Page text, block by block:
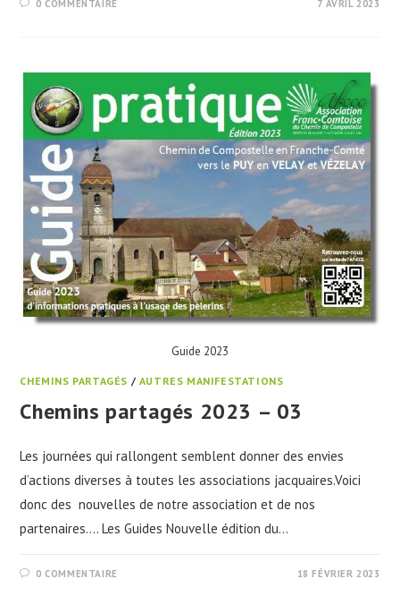
0 COMMENTAIRE 7 AVRIL 2023
Guide 2023
CHEMINS PARTAGÉS / AUTRES MANIFESTATIONS
Chemins partagés 2023 – 03
Les journées qui rallongent semblent donner des envies
d’actions diverses à toutes les associations jacquaires.Voici
donc des nouvelles de notre association et de nos
partenaires…. Les Guides Nouvelle édition du…
0 COMMENTAIRE 18 FÉVRIER 2023